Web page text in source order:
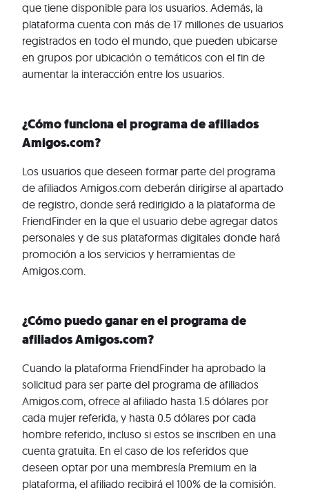
que tiene disponible para los usuarios. Además, la
plataforma cuenta con más de 17 millones de usuarios
registrados en todo el mundo, que pueden ubicarse
en grupos por ubicación o temáticos con el fin de
aumentar la interacción entre los usuarios.
¿Cómo funciona el programa de afiliados
Amigos.com?
Los usuarios que deseen formar parte del programa
de afiliados Amigos.com deberán dirigirse al apartado
de registro, donde será redirigido a la plataforma de
FriendFinder en la que el usuario debe agregar datos
personales y de sus plataformas digitales donde hará
promoción a los servicios y herramientas de
Amigos.com.
¿Cómo puedo ganar en el programa de
afiliados Amigos.com?
Cuando la plataforma FriendFinder ha aprobado la
solicitud para ser parte del programa de afiliados
Amigos.com, ofrece al afiliado hasta 1.5 dólares por
cada mujer referida, y hasta 0.5 dólares por cada
hombre referido, incluso si estos se inscriben en una
cuenta gratuita. En el caso de los referidos que
deseen optar por una membresía Premium en la
plataforma, el afiliado recibirá el 100% de la comisión.